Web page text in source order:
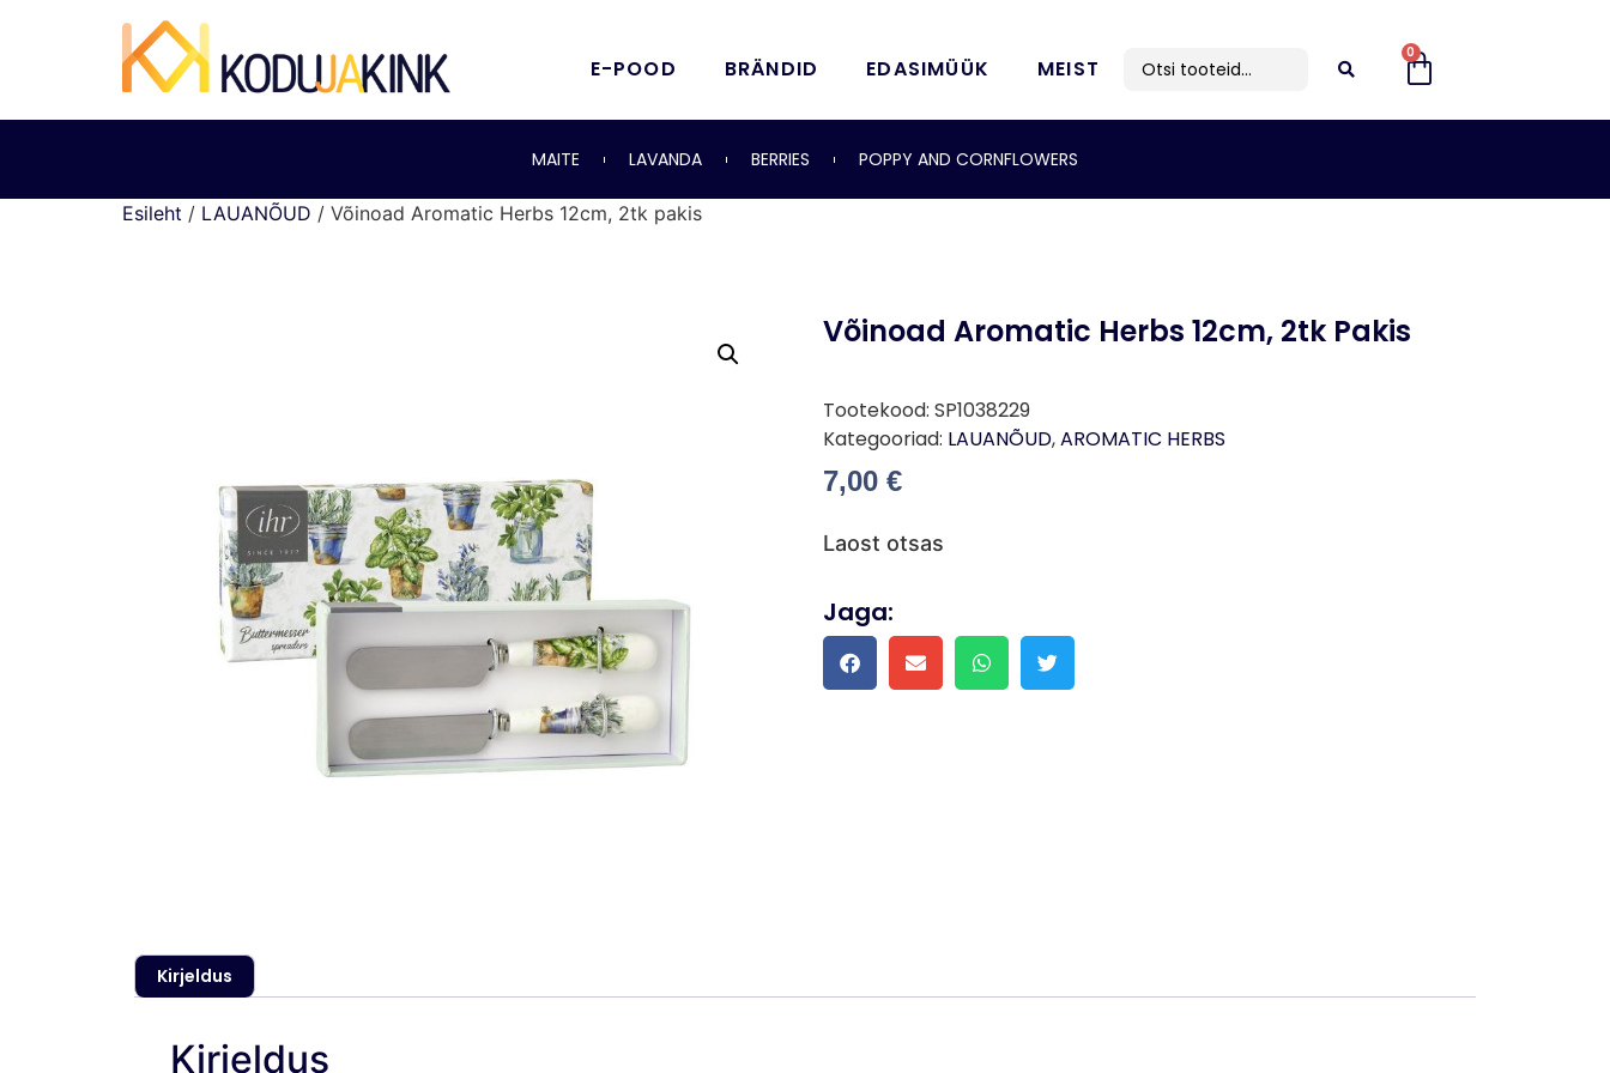
E-POOD BRÄNDID EDASIMÜÜK MEIST
0
MAITE LAVANDA BERRIES POPPY AND CORNFLOWERS
Esileht / LAUANÕUD / Võinoad Aromatic Herbs 12cm, 2tk pakis
Võinoad Aromatic Herbs 12cm, 2tk Pakis
Tootekood: SP1038229
Kategooriad: LAUANÕUD,AROMATIC HERBS
7,00 €
Laost otsas
Jaga:
Kirjeldus
Kirjeldus